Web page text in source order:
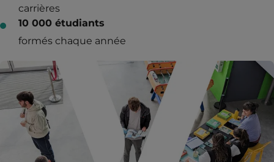
carrières
10 000 étudiants
formés chaque année